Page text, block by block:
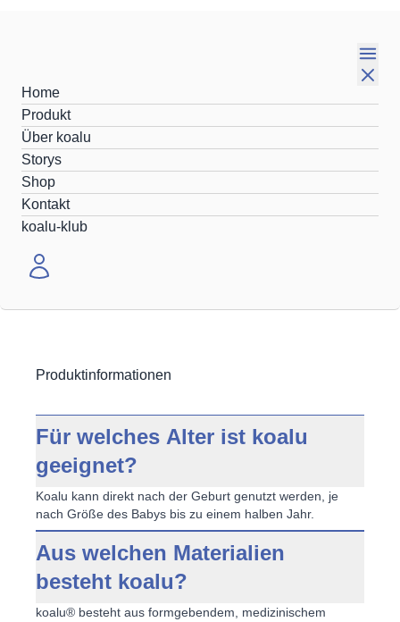
Home
Produkt
Über koalu
Storys
Shop
Kontakt
koalu-klub
Du hast Fragen zu koalu® oder zum Thema
gesunder Babyschlaf?
Produktinformationen
Für welches Alter ist koalu
geeignet?
Koalu kann direkt nach der Geburt genutzt werden, je
nach Größe des Babys bis zu einem halben Jahr.
Aus welchen Materialien
besteht koalu?
koalu® besteht aus formgebendem, medizinischem